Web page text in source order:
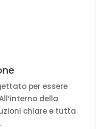
per essere
della
chiare e tutta